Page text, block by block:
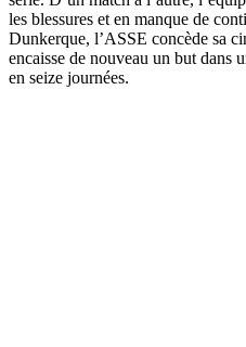
les blessures et en manque de
Dunkerque, l’ASSE concède sa
encaisse de nouveau un but dans
en seize journées.